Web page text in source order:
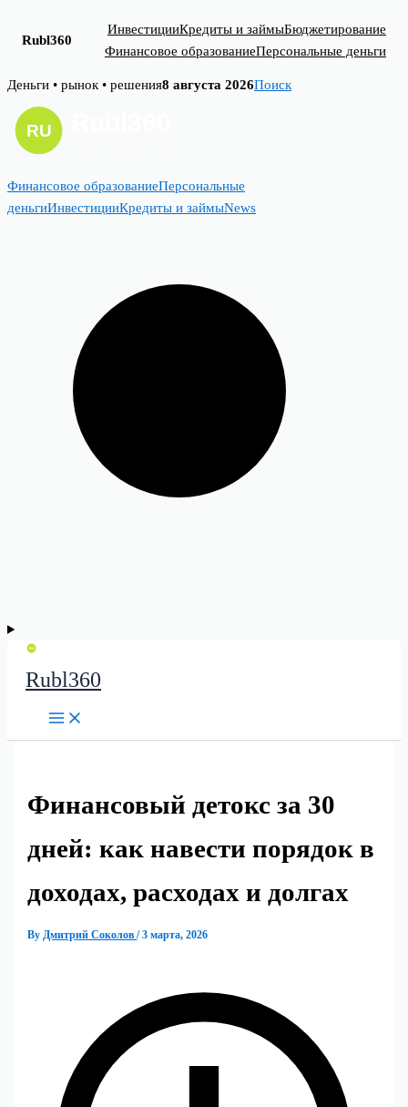
Rubl360
ИнвестицииКредиты и займыБюджетирование
Финансовое образованиеПерсональные деньги
Skip
content
Деньги • рынок • решения8 августа 2026Поиск
Финансовое образованиеПерсональные
деньгиИнвестицииКредиты и займыNews
Rubl360
Финансовый детокс за 30
дней: как навести порядок в
доходах, расходах и долгах
ByДмитрий Соколов/3 марта, 2026